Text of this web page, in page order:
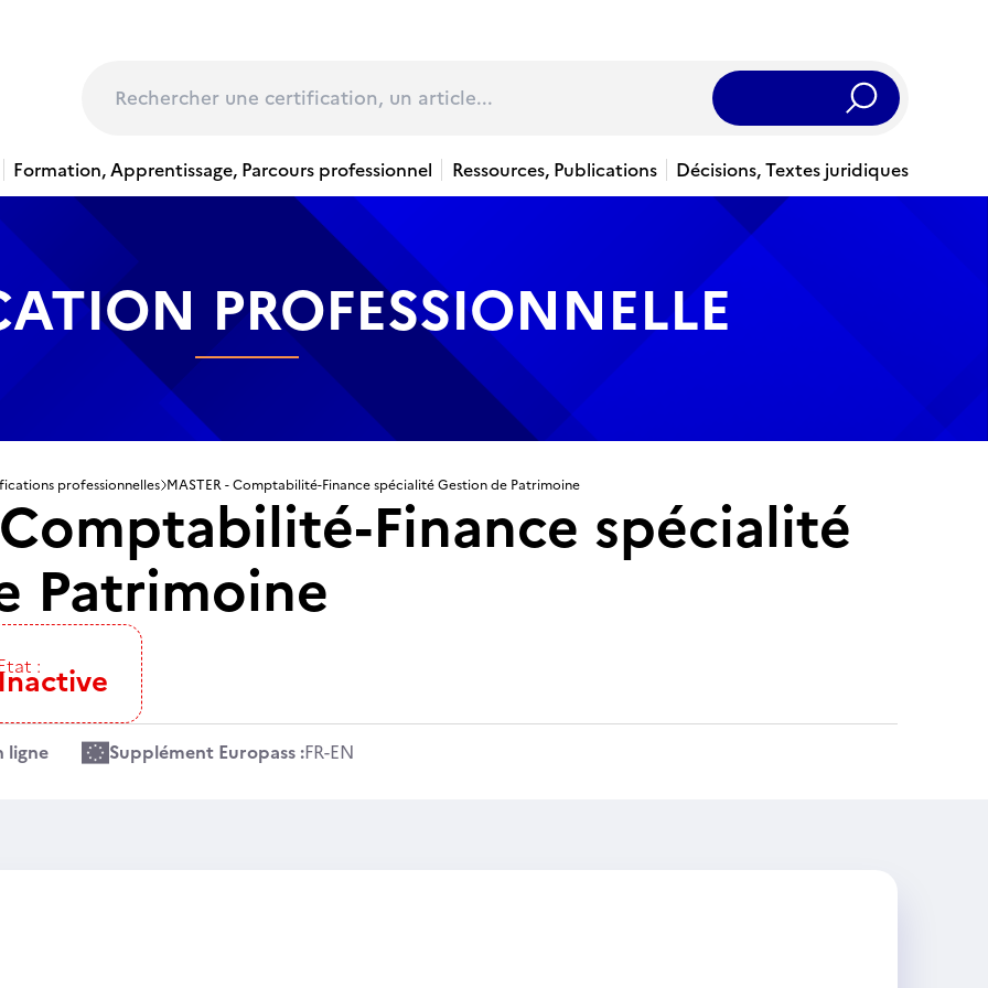
Rechercher
Formation, Apprentissage, Parcours professionnel Ressources, Publications Décisions, Textes juridiques
PROFESSIONNELLE
professionnelles MASTER - Comptabilité-Finance spécialité Gestion de Patrimoine
Comptabilité-Finance spécialité
Patrimoine
:
ligne Supplément Europass :FR-EN